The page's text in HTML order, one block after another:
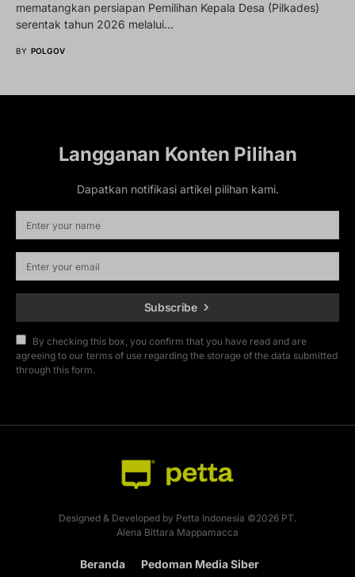
mematangkan persiapan Pemilihan Kepala Desa (Pilkades)
serentak tahun 2026 melalui…
BY POLGOV
Langganan Konten Pilihan
Dapatkan notifikasi artikel pilihan kami.
Subscribe
By checking this box, you confirm that you have read and are
agreeing to our terms of use regarding the storage of the data submitted
through this form.
Designed & Developed by Petta Indonesia ©2026 PT.
Alena Bittara Mappamacca
Beranda Pedoman Media Siber